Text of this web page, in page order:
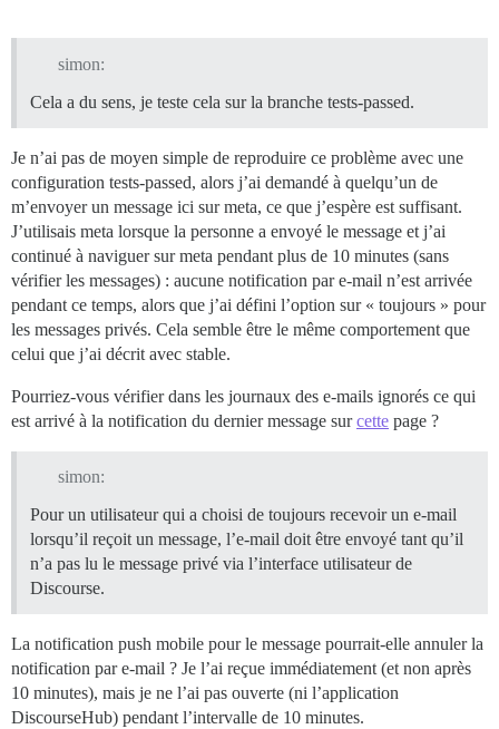
simon:
Cela a du sens, je teste cela sur la branche tests-passed.
Je n’ai pas de moyen simple de reproduire ce problème avec une
configuration tests-passed, alors j’ai demandé à quelqu’un de
m’envoyer un message ici sur meta, ce que j’espère est suffisant.
J’utilisais meta lorsque la personne a envoyé le message et j’ai
continué à naviguer sur meta pendant plus de 10 minutes (sans
vérifier les messages) : aucune notification par e-mail n’est arrivée
pendant ce temps, alors que j’ai défini l’option sur « toujours » pour
les messages privés. Cela semble être le même comportement que
celui que j’ai décrit avec stable.
Pourriez-vous vérifier dans les journaux des e-mails ignorés ce qui
est arrivé à la notification du dernier message surcette page ?
simon:
Pour un utilisateur qui a choisi de toujours recevoir un e-mail
lorsqu’il reçoit un message, l’e-mail doit être envoyé tant qu’il
n’a pas lu le message privé via l’interface utilisateur de
Discourse.
La notification push mobile pour le message pourrait-elle annuler la
notification par e-mail ? Je l’ai reçue immédiatement (et non après
10 minutes), mais je ne l’ai pas ouverte (ni l’application
DiscourseHub) pendant l’intervalle de 10 minutes.